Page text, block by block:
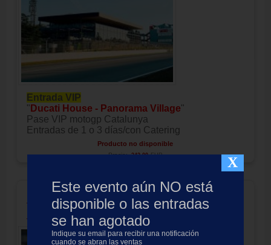
X
Este evento aún NO está
disponible o las entradas
se han agotado
Indique su email para recibir una notificación
cuando se abran las ventas
Entrada VIP
" Ducati House - Panorama Village"
Pase VIP motogp Catalunya
Entradas de 1 o 3 días/con Catering
Producto no disponible
Precio: 242.00 EUR
MotoGP Premier Rider GP
Catalunya 2027